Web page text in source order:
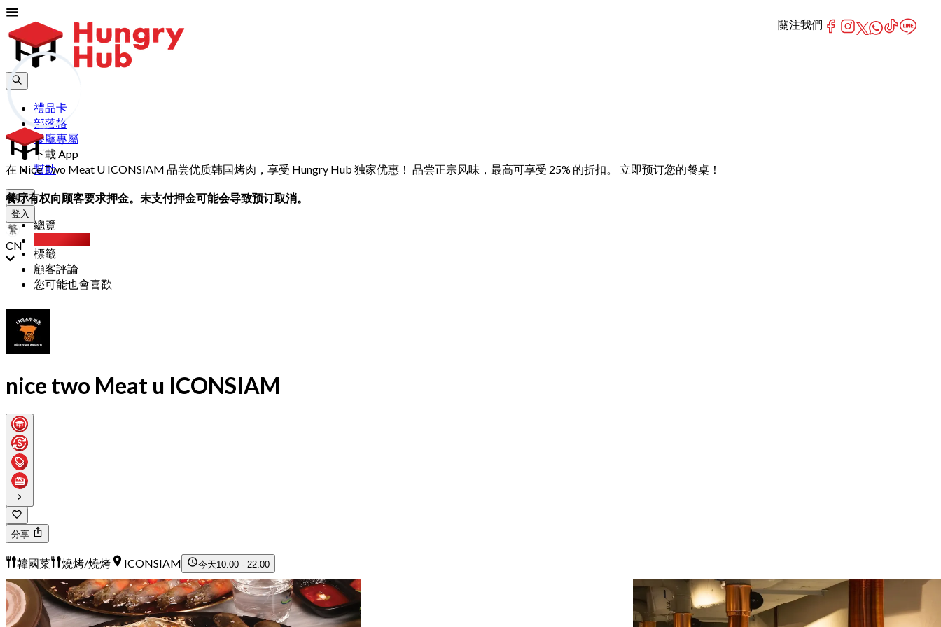
禮品卡
部落格
餐廳專屬
下載 App
幫助
加入
登入
CN
在 Nice Two Meat U ICONSIAM 品尝优质韩国烤肉，享受 Hungry Hub 独家优惠！ 品尝正宗风味，最高可享受 25% 的折扣。 立即预订您的餐桌！
餐厅有权向顾客要求押金。未支付押金可能会导致预订取消。
總覽
標籤
顧客評論
您可能也會喜歡
nice two Meat u ICONSIAM
分享
韓國菜 燒烤/燒烤 ICONSIAM 今天10:00 - 22:00
關注我們